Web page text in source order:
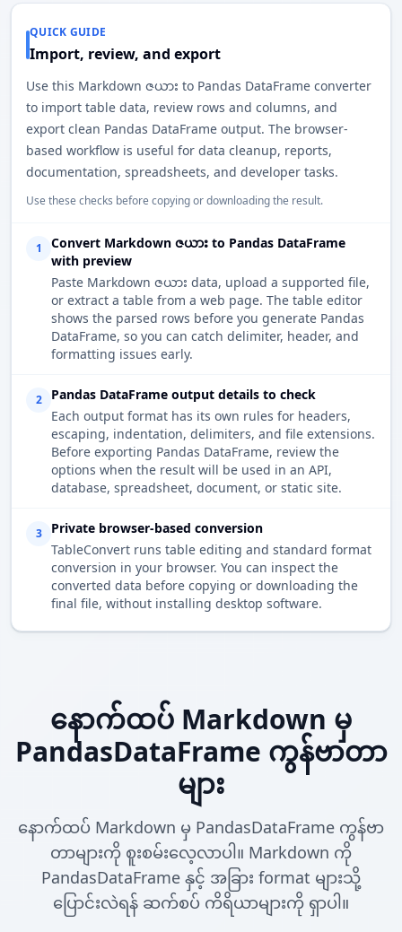
QUICK GUIDE
Import, review, and export
Use this Markdown ဇယား to Pandas DataFrame converter
to import table data, review rows and columns, and
export clean Pandas DataFrame output. The browser-
based workflow is useful for data cleanup, reports,
documentation, spreadsheets, and developer tasks.
Use these checks before copying or downloading the result.
1
Convert Markdown ဇယား to Pandas DataFrame
with preview
Paste Markdown ဇယား data, upload a supported file,
or extract a table from a web page. The table editor
shows the parsed rows before you generate Pandas
DataFrame, so you can catch delimiter, header, and
formatting issues early.
2
Pandas DataFrame output details to check
Each output format has its own rules for headers,
escaping, indentation, delimiters, and file extensions.
Before exporting Pandas DataFrame, review the
options when the result will be used in an API,
database, spreadsheet, document, or static site.
3
Private browser-based conversion
TableConvert runs table editing and standard format
conversion in your browser. You can inspect the
converted data before copying or downloading the
final file, without installing desktop software.
နောက်ထပ် Markdown မှ
PandasDataFrame ကွန်ဗာတာ
များ
နောက်ထပ် Markdown မှ PandasDataFrame ကွန်ဗာ
တာများကို စူးစမ်းလေ့လာပါ။ Markdown ကို
PandasDataFrame နှင့် အခြား format များသို့
ပြောင်းလဲရန် ဆက်စပ် ကိရိယာများကို ရှာပါ။